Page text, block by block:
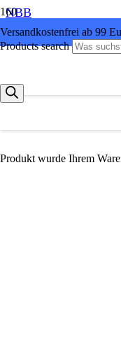
Versandkostenfrei ab 99
Products search
Produkt wurde Ihrem
NBB